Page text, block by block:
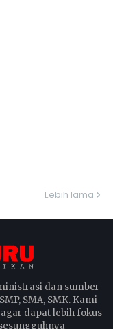
Lebih lama
dan sumber
SMA, SMK. Kami
dapat lebih fokus